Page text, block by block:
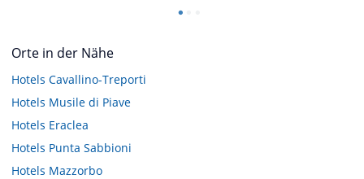
Orte in der Nähe
Hotels Cavallino-Treporti
Hotels Musile di Piave
Hotels Eraclea
Hotels Punta Sabbioni
Hotels Mazzorbo